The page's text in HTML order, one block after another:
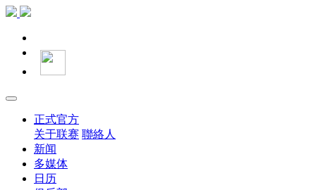
正式官方
关于联赛 聯絡人
新闻
多媒体
日历